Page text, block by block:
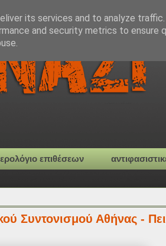
επιθέσεων
Συντονισμού Αθήνας -
its services and to analyze
and security metrics to ensure